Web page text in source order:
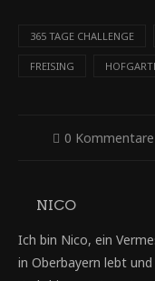
365 TAGE CHALLENGE
FREISING
0 Kommentare
NICO
Ich bin Nico, ein
in Oberbayern lebt